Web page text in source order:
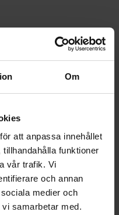
Om
att anpassa innehållet
funktioner
vår trafik. Vi
och annan
medier och
samarbetar med.